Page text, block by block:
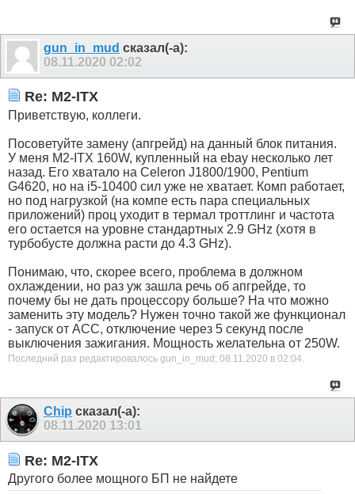
gun_in_mud сказал(-а):
08.11.2020 02:02
Re: M2-ITX
Приветствую, коллеги.
Посоветуйте замену (апгрейд) на данный блок питания.
У меня M2-ITX 160W, купленный на ebay несколько лет
назад. Его хватало на Celeron J1800/1900, Pentium
G4620, но на i5-10400 сил уже не хватает. Комп работает,
но под нагрузкой (на компе есть пара специальных
приложений) проц уходит в термал троттлинг и частота
его остается на уровне стандартных 2.9 GHz (хотя в
турбобусте должна расти до 4.3 GHz).
Понимаю, что, скорее всего, проблема в должном
охлаждении, но раз уж зашла речь об апгрейде, то
почему бы не дать процессору больше? На что можно
заменить эту модель? Нужен точно такой же функционал
- запуск от ACC, отключение через 5 секунд после
выключения зажигания. Мощность желательна от 250W.
Последний раз редактировалось gun_in_mud; 08.11.2020 в 02:04.
Chip сказал(-а):
08.11.2020 13:01
Re: M2-ITX
Другого более мощного БП не найдете